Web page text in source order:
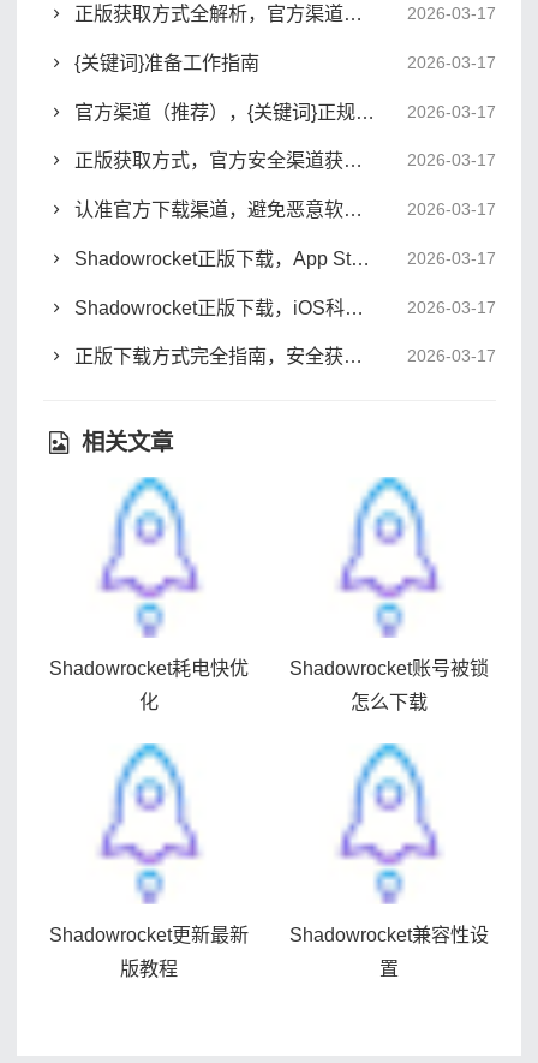
正版获取方式全解析，官方渠道购买与授权指南 2026-03-17
{关键词}准备工作指南 2026-03-17
官方渠道（推荐），{关键词}正规获取方式 2026-03-17
正版获取方式，官方安全渠道获取指南 2026-03-17
认准官方下载渠道，避免恶意软件的安全下载指南 2026-03-17
Shadowrocket正版下载，App Store官方购买与配置完整指南 2026-03-17
Shadowrocket正版下载，iOS科学上网工具官方购买与配置指南 2026-03-17
正版下载方式完全指南，安全获取软件资源的官方渠道推荐 2026-03-17
相关文章
Shadowrocket耗电快优
化
Shadowrocket账号被锁
怎么下载
Shadowrocket更新最新
版教程
Shadowrocket兼容性设
置